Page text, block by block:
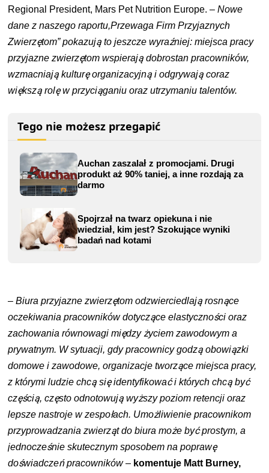
Regional President, Mars Pet Nutrition Europe. –Nowe
dane z naszego raportu,Przewaga Firm Przyjaznych
Zwierzętom” pokazują to jeszcze wyraźniej: miejsca pracy
przyjazne zwierzętom wspierają dobrostan pracowników,
wzmacniają kulturę organizacyjną i odgrywają coraz
większą rolę w przyciąganiu oraz utrzymaniu talentów.
Tego nie możesz przegapić
Auchan zaszalał z promocjami. Drugi
produkt aż 90% taniej, a inne rozdają za
darmo
Spojrzał na twarz opiekuna i nie
wiedział, kim jest? Szokujące wyniki
badań nad kotami
–Biura przyjazne zwierzętom odzwierciedlają rosnące
oczekiwania pracowników dotyczące elastyczności oraz
zachowania równowagi między życiem zawodowym a
prywatnym. W sytuacji, gdy pracownicy godzą obowiązki
domowe i zawodowe, organizacje tworzące miejsca pracy,
z którymi ludzie chcą się identyfikować i których chcą być
częścią, często odnotowują wyższy poziom retencji oraz
lepsze nastroje w zespołach. Umożliwienie pracownikom
przyprowadzania zwierząt do biura może być prostym, a
jednocześnie skutecznym sposobem na poprawę
doświadczeń pracowników– komentuje Matt Burney,